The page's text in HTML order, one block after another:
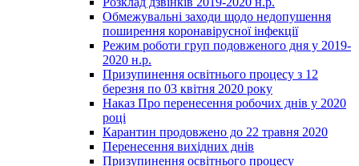
Обмежувальні заходи щодо недопушення
поширення коронавірусної інфекції
Режим роботи груп подовженого дня у 2019-
2020 н.р.
Призупинення освітнього процесу з 12
березня по 03 квітня 2020 року
Наказ Про перенесення робочих днів у 2020
році
Карантин продовжено до 22 травня 2020
Перенесення вихідних днів
Призупинення освітнього процесу